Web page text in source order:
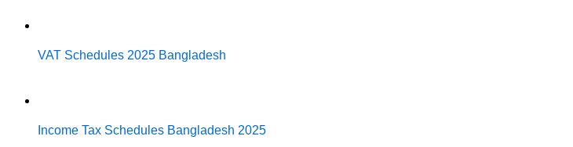
VAT Schedules 2025 Bangladesh
Income Tax Schedules Bangladesh 2025